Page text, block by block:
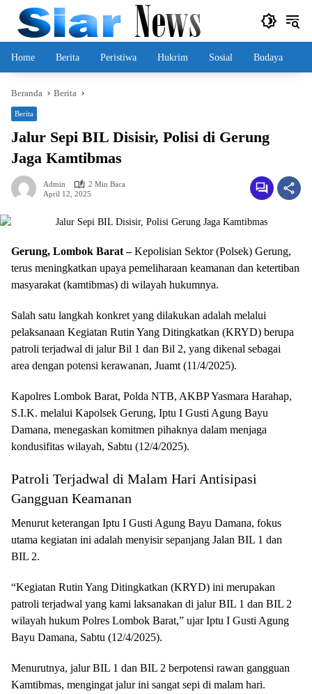
Langsung
konten
Home Berita Peristiwa Hukrim Sosial Budaya
Beranda Berita
Berita
Jalur Sepi BIL Disisir, Polisi di Gerung
Jaga Kamtibmas
Admin
2 Min Baca
April 12, 2025
Gerung, Lombok Barat –Kepolisian Sektor (Polsek) Gerung,
terus meningkatkan upaya pemeliharaan keamanan dan ketertiban
masyarakat (kamtibmas) di wilayah hukumnya.
Salah satu langkah konkret yang dilakukan adalah melalui
pelaksanaan Kegiatan Rutin Yang Ditingkatkan (KRYD) berupa
patroli terjadwal di jalur Bil 1 dan Bil 2, yang dikenal sebagai
area dengan potensi kerawanan, Juamt (11/4/2025).
Kapolres Lombok Barat, Polda NTB, AKBP Yasmara Harahap,
S.I.K. melalui Kapolsek Gerung, Iptu I Gusti Agung Bayu
Damana, menegaskan komitmen pihaknya dalam menjaga
kondusifitas wilayah, Sabtu (12/4/2025).
Patroli Terjadwal di Malam Hari Antisipasi
Gangguan Keamanan
Menurut keterangan Iptu I Gusti Agung Bayu Damana, fokus
utama kegiatan ini adalah menyisir sepanjang Jalan BIL 1 dan
BIL 2.
“Kegiatan Rutin Yang Ditingkatkan (KRYD) ini merupakan
patroli terjadwal yang kami laksanakan di jalur BIL 1 dan BIL 2
wilayah hukum Polres Lombok Barat,” ujar Iptu I Gusti Agung
Bayu Damana, Sabtu (12/4/2025).
Menurutnya, jalur BIL 1 dan BIL 2 berpotensi rawan gangguan
Kamtibmas, mengingat jalur ini sangat sepi di malam hari.